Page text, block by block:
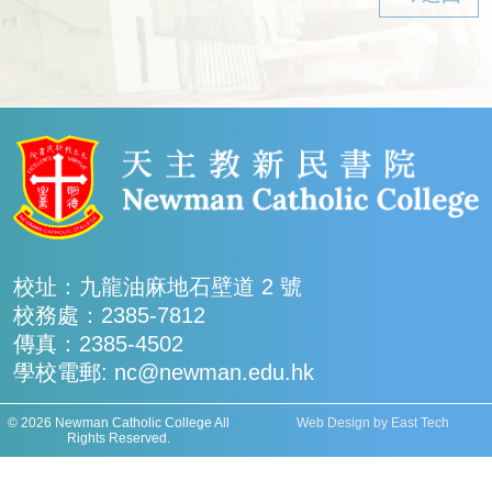
校址：九龍油麻地石壁道 2 號
校務處：2385-7812
傳真：2385-4502
學校電郵: nc@newman.edu.hk
© 2026 Newman Catholic College All
Rights Reserved.
Web Design by East Tech